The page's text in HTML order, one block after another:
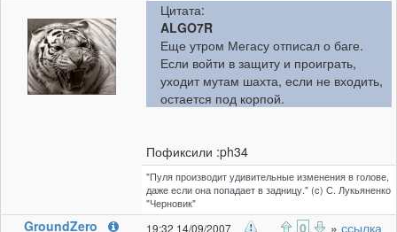
Цитата:
ALGO7R
Еще утром Мегасу отписал о баге.
Если войти в защиту и проиграть,
уходит мутам шахта, если не входить,
остается под корпой.
Пофиксили :ph34
"Пуля производит удивительные изменения в голове,
даже если она попадает в задницу." (c) С. Лукьяненко
"Черновик"
GroundZero 19:32 14/09/2007 0 » ссылка